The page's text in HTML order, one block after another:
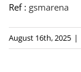
Ref : gsmarena
August 16th, 2025 |